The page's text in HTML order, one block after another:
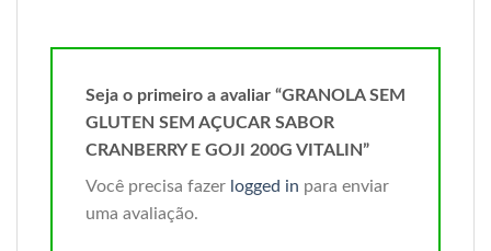
Seja o primeiro a avaliar “GRANOLA SEM
GLUTEN SEM AÇUCAR SABOR
CRANBERRY E GOJI 200G VITALIN”
Você precisa fazer logged in para enviar
uma avaliação.